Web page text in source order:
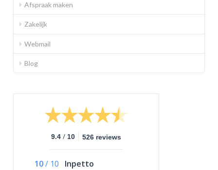
Afspraak maken
Zakelijk
Webmail
Blog
9.4 / 10 526 reviews
10/ 10
Inpetto